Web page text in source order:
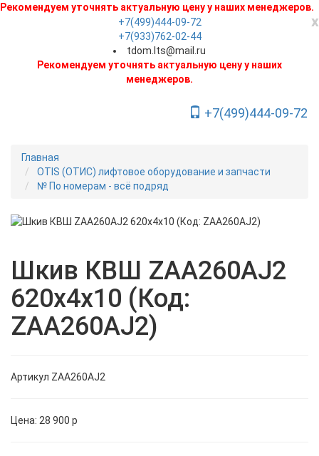
Рекомендуем уточнять актуальную цену у наших менеджеров.
x
+7(499)444-09-72
+7(933)762-02-44
tdom.lts@mail.ru
Рекомендуем уточнять актуальную цену у наших
менеджеров.
+7(499)444-09-72
Toggle Navigation
Главная
OTIS (ОТИС) лифтовое оборудование и запчасти
№ По номерам - всё подряд
Шкив КВШ ZAA260AJ2
620х4х10 (Код:
ZAA260AJ2)
Артикул ZAA260AJ2
Цена: 28 900 p